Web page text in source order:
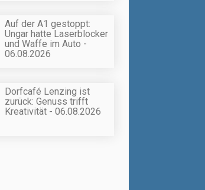
Auf der A1 gestoppt:
Ungar hatte Laserblocker
und Waffe im Auto -
06.08.2026
Dorfcafé Lenzing ist
zurück: Genuss trifft
Kreativität - 06.08.2026